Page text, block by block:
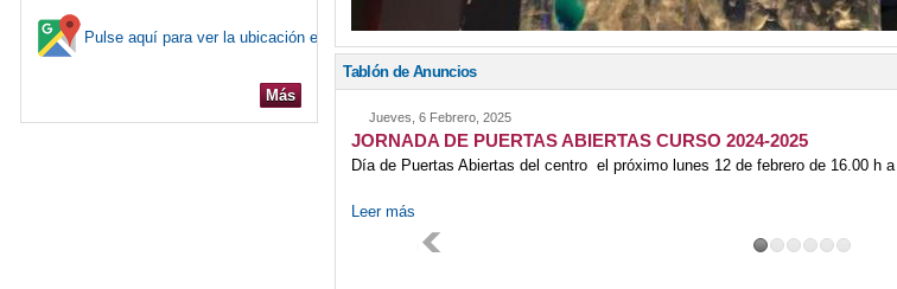
Pulse aquí para ver la ubicación en el mapa
Más
Tablón de Anuncios
Jueves, 6 Febrero, 2025
JORNADA DE PUERTAS ABIERTAS CURSO 2024-2025
Día de Puertas Abiertas del centro el próximo lunes 12 de febrero de 16.00 h a
Leer más